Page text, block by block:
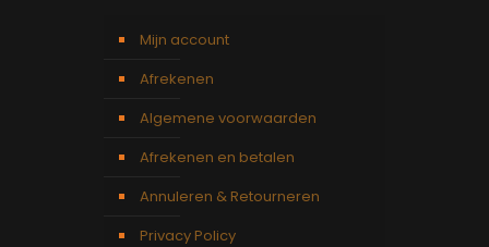
Mijn account
Afrekenen
Algemene voorwaarden
Afrekenen en betalen
Annuleren & Retourneren
Privacy Policy